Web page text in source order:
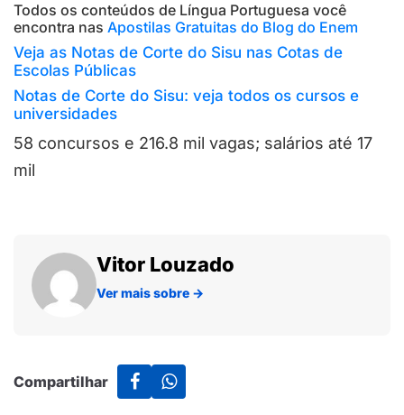
Todos os conteúdos de Língua Portuguesa você
encontra nas Apostilas Gratuitas do Blog do Enem
Veja as Notas de Corte do Sisu nas Cotas de
Escolas Públicas
Notas de Corte do Sisu: veja todos os cursos e
universidades
58 concursos e 216.8 mil vagas; salários até 17
mil
Vitor Louzado
Ver mais sobre →
Compartilhar